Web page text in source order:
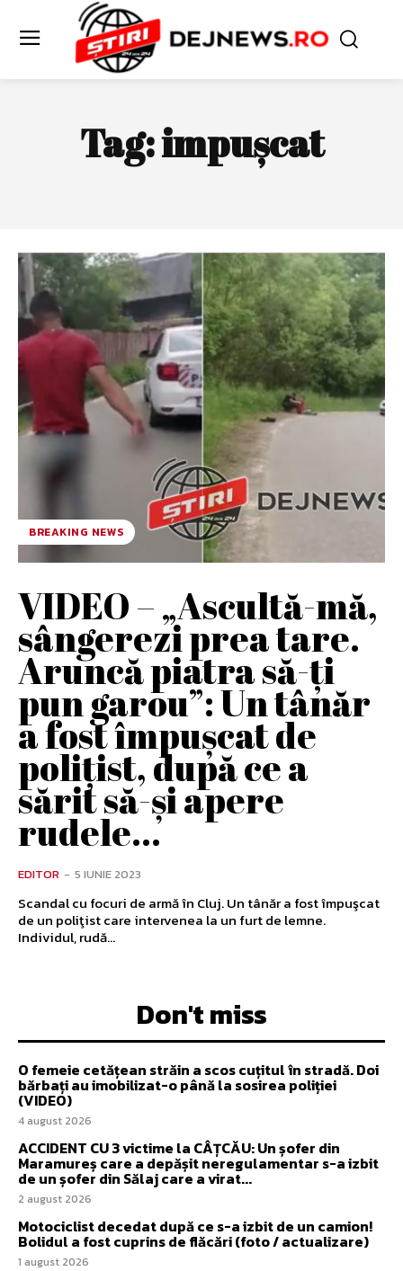
Tag:impușcat
BREAKING NEWS
VIDEO – „Ascultă-mă,
sângerezi prea tare.
Aruncă piatra să-ți
pun garou”: Un tânăr
a fost împușcat de
polițist, după ce a
sărit să-și apere
rudele...
EDITOR - 5 IUNIE 2023
Scandal cu focuri de armă în Cluj. Un tânăr a fost împuşcat
de un poliţist care intervenea la un furt de lemne.
Individul, rudă...
Don't miss
O femeie cetățean străin a scos cuțitul în stradă. Doi
bărbați au imobilizat-o până la sosirea poliției
(VIDEO)
4 august 2026
ACCIDENT CU 3 victime la CÂȚCĂU: Un șofer din
Maramureș care a depășit neregulamentar s-a izbit
de un șofer din Sălaj care a virat...
2 august 2026
Motociclist decedat după ce s-a izbit de un camion!
Bolidul a fost cuprins de flăcări (foto / actualizare)
1 august 2026